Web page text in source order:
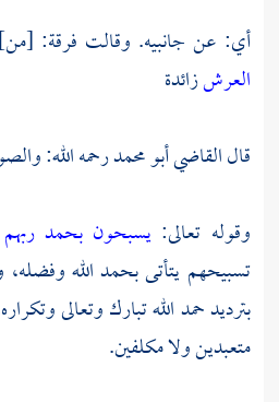
أي: عن جانبيه. وقالت فرقة:
العرشزائدة
قالالقاضي أبو محمدرحمه الله:
وقوله تعالى: يسبحون بحمد ربهم
تسبيحهم يتأتى بحمد الله
بترديد حمد الله تبارك وتعالى
متعبدين ولا مكلفين.